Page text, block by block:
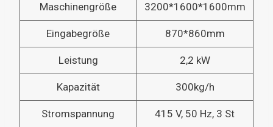
Maschinengröße 3200*1600*1600mm
Eingabegröße 870*860mm
Leistung 2,2 kW
Kapazität 300kg/h
Stromspannung 415 V, 50 Hz, 3 St